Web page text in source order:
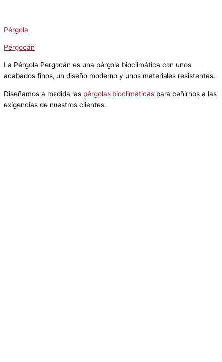
Pérgola
Pergocán
La Pérgola Pergocán es una pérgola bioclimática con unos
acabados finos, un diseño moderno y unos materiales resistentes.
Diseñamos a medida las pérgolas bioclimáticas para ceñirnos a las
exigencias de nuestros clientes.